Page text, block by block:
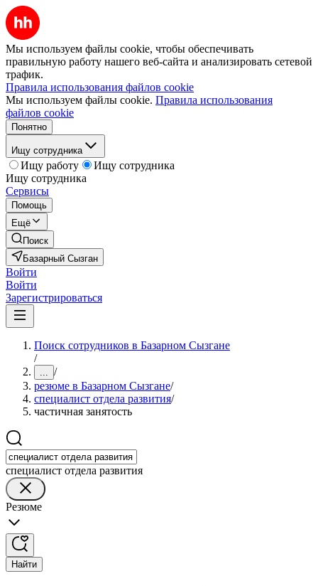
Мы используем файлы cookie, чтобы обеспечивать
правильную работу нашего веб-сайта и анализировать сетевой
трафик.
Правила использования файлов cookie
Мы используем файлы cookie. Правила использования
файлов cookie
Понятно
Ищу сотрудника
Ищу работу
Ищу сотрудника
Ищу сотрудника
Сервисы
Помощь
Ещё
Поиск
Базарный Сызган
Войти
Войти
Зарегистрироваться
Поиск сотрудников в Базарном Сызгане
/
... /
резюме в Базарном Сызгане/
специалист отдела развития/
частичная занятость
специалист отдела развития
Резюме
Найти